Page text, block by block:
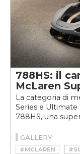
788HS: il
McLaren
La categoria di
Series e Ultimate
788HS, una
GALLERY
#MCLAREN